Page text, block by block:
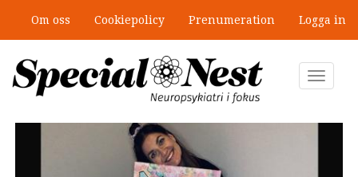
huvudinnehåll
Om oss Cookiepolicy Prenumeration Logga in
Toggle
”Jobbet gick bra – just därför togs
stödet bort”